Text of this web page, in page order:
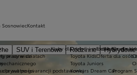
SUV i Terenowe RodzinneEkobonus dla
Oferta dla osób
Kluby dla dzieci i młodzieży
Toyota Kids
Toyota Juniors
Konkurs Dream Car
w serwisie
dla aut po gwarancji podstawowej
Program
Sosnowiec
pracy w działach
prywatności
Kontakt